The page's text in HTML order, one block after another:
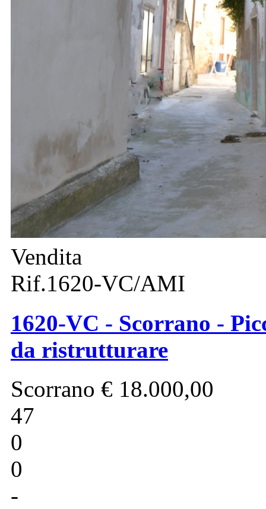
Vendita
Rif.1620-VC/AMI
1620-VC - Scorrano -
da ristrutturare
Scorrano € 18.000,00
47
0
0
-